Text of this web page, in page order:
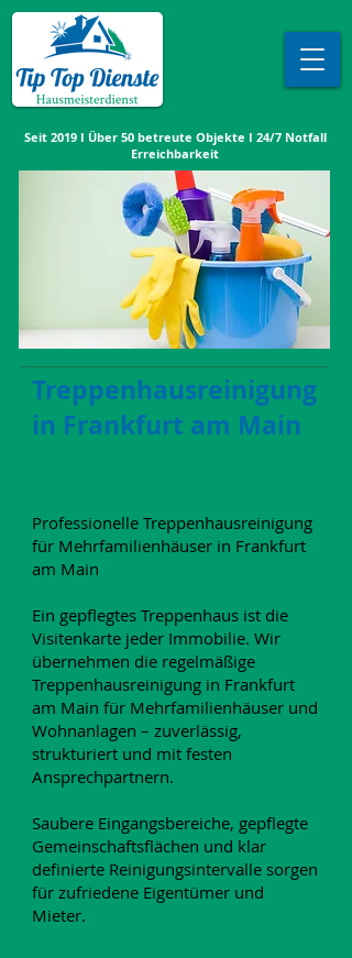
Seit 2019 I Über 50 betreute Objekte I 24/7 Notfall
Erreichbarkeit
Treppenhausreinigung
in Frankfurt am Main
Professionelle Treppenhausreinigung
für Mehrfamilienhäuser in Frankfurt
am Main
Ein gepflegtes Treppenhaus ist die
Visitenkarte jeder Immobilie. Wir
übernehmen die regelmäßige
Treppenhausreinigung in Frankfurt
am Main für Mehrfamilienhäuser und
Wohnanlagen – zuverlässig,
strukturiert und mit festen
Ansprechpartnern.
Saubere Eingangsbereiche, gepflegte
Gemeinschaftsflächen und klar
definierte Reinigungsintervalle sorgen
für zufriedene Eigentümer und
Mieter.